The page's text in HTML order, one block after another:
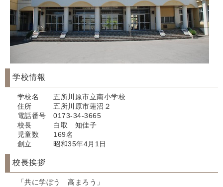
学校情報
学校名 五所川原市立南小学校
住所 五所川原市蓮沼２
電話番号 0173-34-3665
校長 白取 知佳子
児童数 169名
創立 昭和35年4月1日
校長挨拶
「共に学ぼう 高まろう」